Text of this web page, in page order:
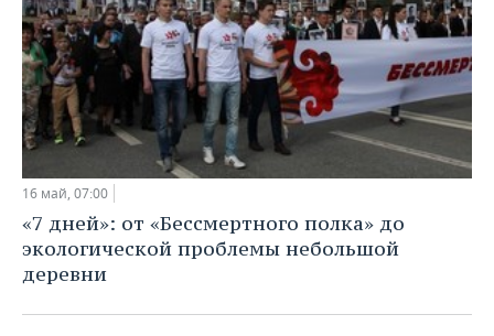
16 май, 07:00
«7 дней»: от «Бессмертного полка» до
экологической проблемы небольшой
деревни